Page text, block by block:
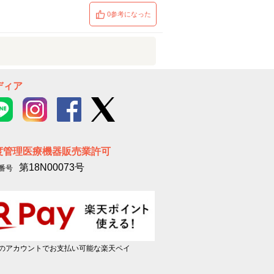
0参考になった
ィア
管理医療機器販売業許可
号 第18N00073号
アカウントでお支払い可能な楽天ペイ